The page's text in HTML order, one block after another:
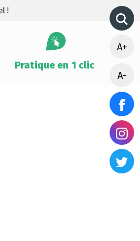
!
Pratique en 1 clic
A+
A-